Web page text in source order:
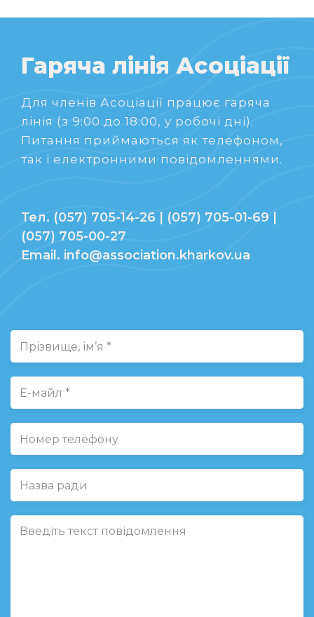
Гаряча лінія Асоціації
Для членів Асоціації працює гаряча
лінія (з 9:00 до 18:00, у робочі дні).
Питання приймаються як телефоном,
так і електронними повідомленнями.
Тел. (057) 705-14-26 | (057) 705-01-69 |
(057) 705-00-27
Email. info@association.kharkov.ua